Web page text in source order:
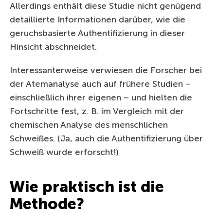
Allerdings enthält diese Studie nicht genügend
detaillierte Informationen darüber, wie die
geruchsbasierte Authentifizierung in dieser
Hinsicht abschneidet.
Interessanterweise verwiesen die Forscher bei
der Atemanalyse auch auf frühere Studien –
einschließlich ihrer eigenen – und hielten die
Fortschritte fest, z. B. im Vergleich mit der
chemischen Analyse des menschlichen
Schweißes. (Ja, auch die Authentifizierung über
Schweiß wurde erforscht!)
Wie praktisch ist die
Methode?